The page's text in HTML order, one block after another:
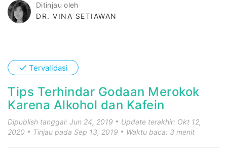
Ditinjau oleh
DR. VINA SETIAWAN
✓ Tervalidasi
Tips Terhindar Godaan Merokok
Karena Alkohol dan Kafein
Dipublish tanggal: Jun 24, 2019
Update terakhir: Okt 12,
2020
Tinjau pada Sep 13, 2019 Waktu baca: 3 menit